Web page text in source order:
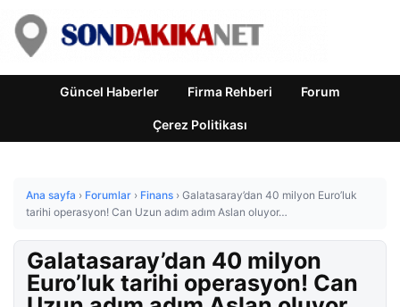
Güncel Haberler Firma Rehberi Forum
Çerez Politikası
Ana sayfa › Forumlar › Finans › Galatasaray’dan 40 milyon Euro’luk
tarihi operasyon! Can Uzun adım adım Aslan oluyor…
Galatasaray’dan 40 milyon
Euro’luk tarihi operasyon! Can